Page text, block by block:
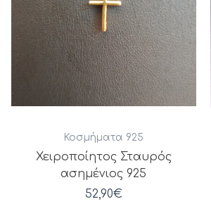
Κοσμήματα 925
Χειροποίητος Σταυρός
ασημένιος 925
52,90€